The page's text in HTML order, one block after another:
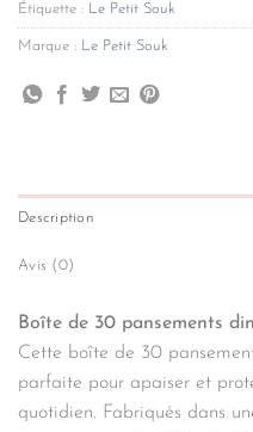
Étiquette : Le Petit Souk
Marque : Le Petit Souk
Description
Avis (0)
Boîte de 30 pansements
Cette boîte de 30
parfaite pour apaiser et
quotidien. Fabriqués dans